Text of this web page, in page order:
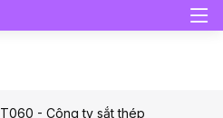
T060 - Công ty sắt thép